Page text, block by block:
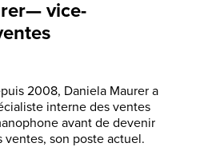
vice-
2008, Daniela Maurer a
interne des ventes
avant de devenir
ventes, son poste actuel.